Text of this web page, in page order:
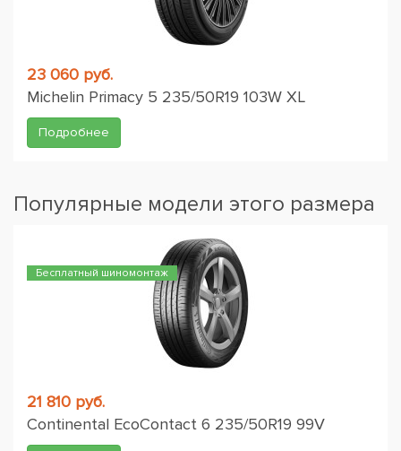
23 060 руб.
Michelin Primacy 5 235/50R19 103W XL
Подробнее
Популярные модели этого размера
Бесплатный шиномонтаж
21 810 руб.
Continental EcoContact 6 235/50R19 99V